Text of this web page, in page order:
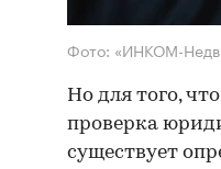
Фото: «ИНКОМ-
Но для того,
проверка
существует